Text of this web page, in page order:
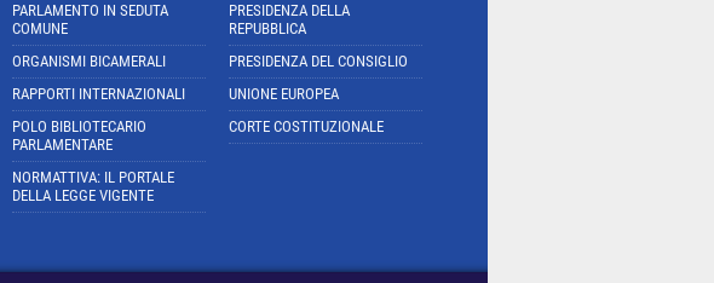
PARLAMENTO IN SEDUTA
COMUNE
ORGANISMI BICAMERALI
RAPPORTI INTERNAZIONALI
POLO BIBLIOTECARIO
PARLAMENTARE
NORMATTIVA: IL PORTALE
DELLA LEGGE VIGENTE
PRESIDENZA DELLA
REPUBBLICA
PRESIDENZA DEL CONSIGLIO
UNIONE EUROPEA
CORTE COSTITUZIONALE